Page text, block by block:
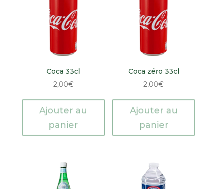
Coca 33cl
2,00€
Ajouter au
panier
Coca zéro 33cl
2,00€
Ajouter au
panier